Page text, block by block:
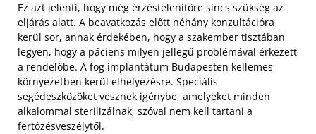
Ez azt jelenti, hogy még érzéstelenítőre sincs szükség az
eljárás alatt. A beavatkozás előtt néhány konzultációra
kerül sor, annak érdekében, hogy a szakember tisztában
legyen, hogy a páciens milyen jellegű problémával érkezett
a rendelőbe. A fog implantátum Budapesten kellemes
környezetben kerül elhelyezésre. Speciális
segédeszközöket vesznek igénybe, amelyeket minden
alkalommal sterilizálnak, szóval nem kell tartani a
fertőzésveszélytől.